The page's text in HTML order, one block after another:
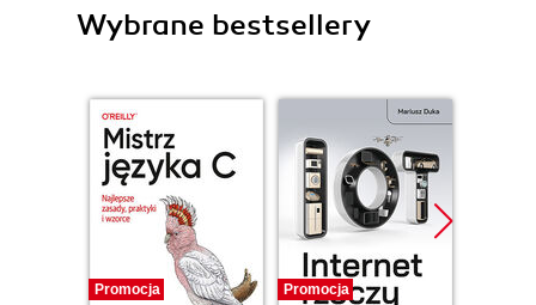
Wybrane bestsellery
Promocja Promocja